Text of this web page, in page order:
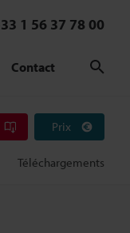
1 56 37 78 00
Contact
Prix
Téléchargements